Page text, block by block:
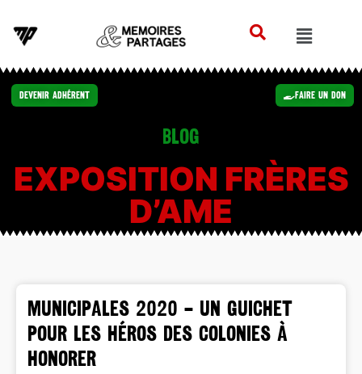
Devenir Adhérent Faire un Don
Blog
EXPOSITION FRÈRES
D’AME
MUNICIPALES 2020 – Un guichet
pour les héros des colonies à
honorer